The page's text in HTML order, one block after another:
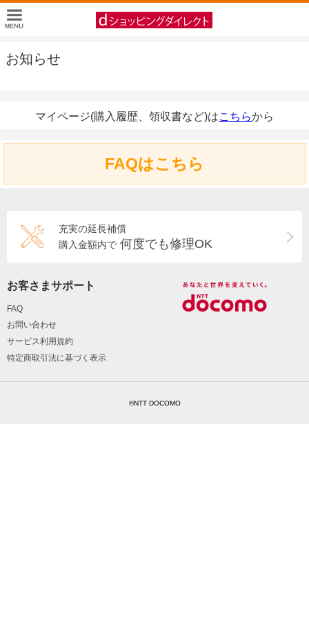
お知らせ
マイページ(購入履歴、領収書など)はこちらから
FAQはこちら
充実の延長補償
購入金額内で 何度でも修理OK
お客さまサポート
FAQ
お問い合わせ
サービス利用規約
特定商取引法に基づく表示
©NTT DOCOMO